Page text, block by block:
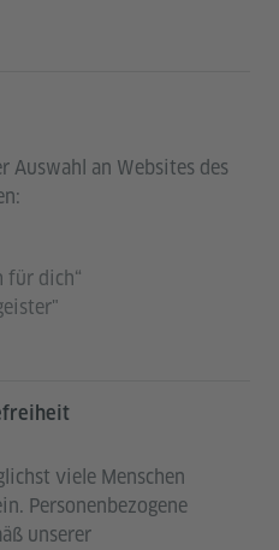
Auswahl an Websites des
für dich“
viele Menschen
Personenbezogene
unserer